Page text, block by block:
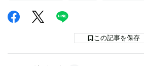
この記事を保存